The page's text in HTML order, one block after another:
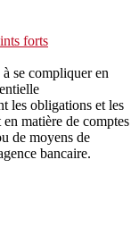
forts
se compliquer en
les obligations et les
matière de comptes
de moyens de
bancaire.